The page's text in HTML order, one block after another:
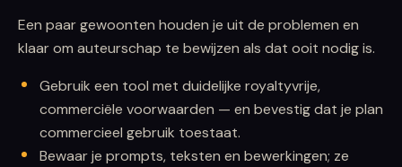
Een paar gewoonten houden je uit de problemen en
klaar om auteurschap te bewijzen als dat ooit nodig is.
Gebruik een tool met duidelijke royaltyvrije,
commerciële voorwaarden — en bevestig dat je plan
commercieel gebruik toestaat.
Bewaar je prompts, teksten en bewerkingen; ze